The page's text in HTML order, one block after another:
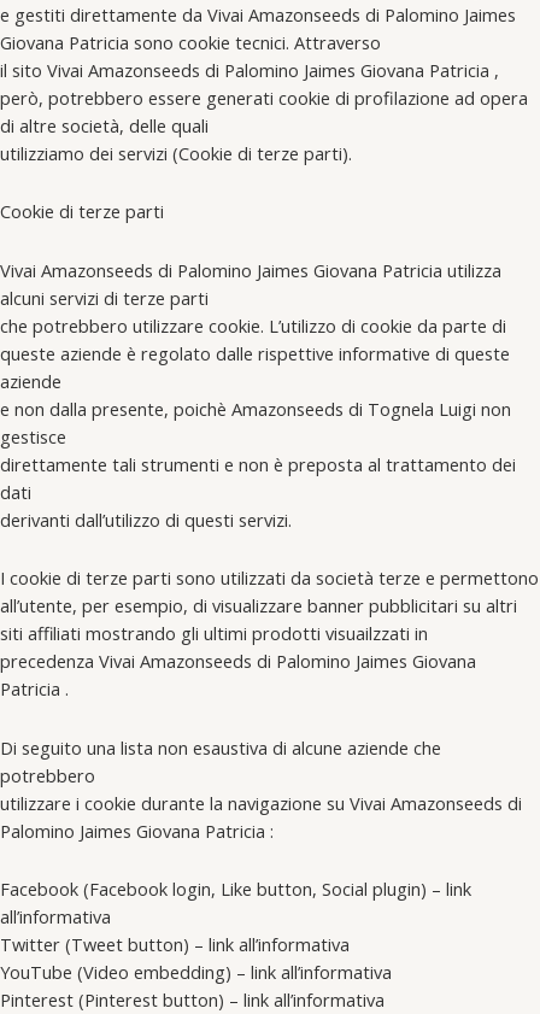
e gestiti direttamente da Vivai Amazonseeds di Palomino Jaimes
Giovana Patricia sono cookie tecnici. Attraverso
il sito Vivai Amazonseeds di Palomino Jaimes Giovana Patricia ,
però, potrebbero essere generati cookie di profilazione ad opera
di altre società, delle quali
utilizziamo dei servizi (Cookie di terze parti).
Cookie di terze parti
Vivai Amazonseeds di Palomino Jaimes Giovana Patricia utilizza
alcuni servizi di terze parti
che potrebbero utilizzare cookie. L’utilizzo di cookie da parte di
queste aziende è regolato dalle rispettive informative di queste
aziende
e non dalla presente, poichè Amazonseeds di Tognela Luigi non
gestisce
direttamente tali strumenti e non è preposta al trattamento dei
dati
derivanti dall’utilizzo di questi servizi.
I cookie di terze parti sono utilizzati da società terze e permettono
all’utente, per esempio, di visualizzare banner pubblicitari su altri
siti affiliati mostrando gli ultimi prodotti visuailzzati in
precedenza Vivai Amazonseeds di Palomino Jaimes Giovana
Patricia .
Di seguito una lista non esaustiva di alcune aziende che
potrebbero
utilizzare i cookie durante la navigazione su Vivai Amazonseeds di
Palomino Jaimes Giovana Patricia :
Facebook (Facebook login, Like button, Social plugin) – link
all’informativa
Twitter (Tweet button) – link all’informativa
YouTube (Video embedding) – link all’informativa
Pinterest (Pinterest button) – link all’informativa